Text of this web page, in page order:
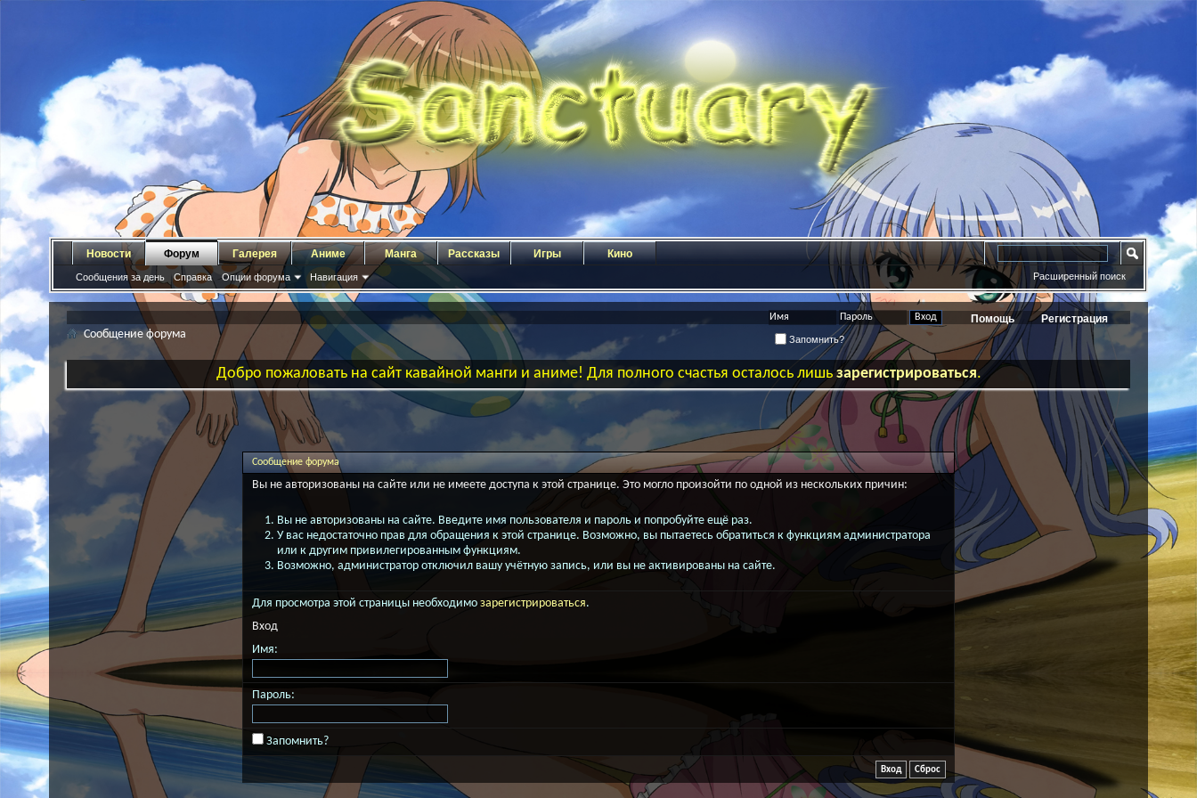
Регистрация
Помощь
Запомнить?
Новости Форум
Сообщения за день Справка Опции форума Навигация
Галерея Аниме Манга Рассказы Игры Кино
Расширенный поиск
Сообщение форума
Добро пожаловать на сайт кавайной манги и аниме! Для полного счастья осталось лишьзарегистрироваться.
Сообщение форума
Вы не авторизованы на сайте или не имеете доступа к этой странице. Это могло произойти по одной из нескольких причин:
Вы не авторизованы на сайте. Введите имя пользователя и пароль и попробуйте ещё раз.
У вас недостаточно прав для обращения к этой странице. Возможно, вы пытаетесь обратиться к функциям администратора
или к другим привилегированным функциям.
Возможно, администратор отключил вашу учётную запись, или вы не активированы на сайте.
Для просмотра этой страницы необходимо зарегистрироваться.
Вход
Имя:
Пароль:
Запомнить?